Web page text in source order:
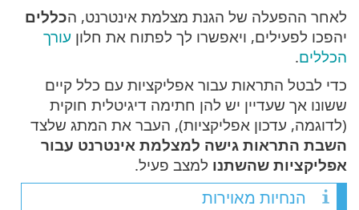
לאחר ההפעלה של הגנת מצלמת אינטרנט, הכללים
יהפכו לפעילים, ויאפשרו לך לפתוח את חלון עורך
הכללים.
כדי לבטל התראות עבור אפליקציות עם כלל קיים
ששונו אך שעדיין יש להן חתימה דיגיטלית חוקית
(לדוגמה, עדכון אפליקציות), העבר את המתג שלצד
השבת התראות גישה למצלמת אינטרנט עבור
אפליקציות שהשתנו למצב פעיל.
הנחיות מאוירות